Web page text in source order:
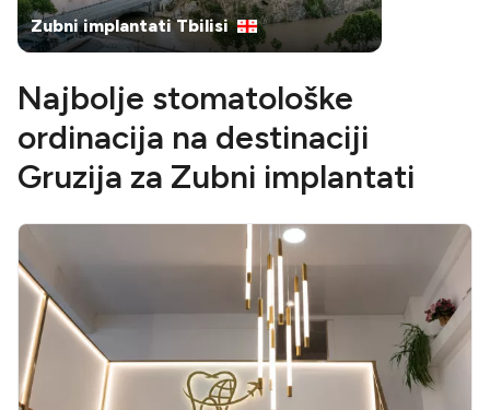
Zubni implantati Tbilisi
Najbolje stomatološke
ordinacija na destinaciji
Gruzija za Zubni implantati